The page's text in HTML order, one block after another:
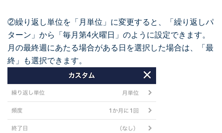
②繰り返し単位を「月単位」に変更すると、「繰り返しパ
ターン」から「毎月第4火曜日」のように設定できます。
月の最終週にあたる場合がある日を選択した場合は、「最
終」も選択できます。